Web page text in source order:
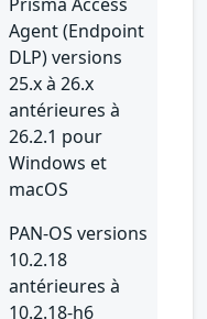
Agent (Endpoint
DLP) versions
25.x à 26.x
antérieures à
26.2.1 pour
Windows et
macOS
PAN-OS versions
10.2.18
antérieures à
10.2.18-h6